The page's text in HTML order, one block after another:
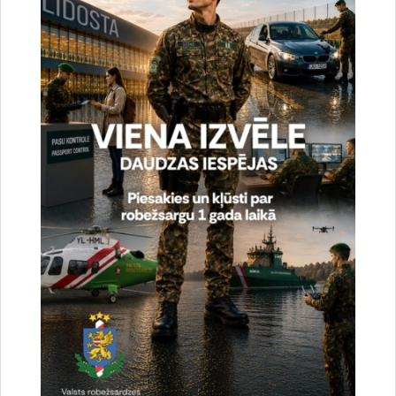
e-pasts:jolanta.babisko@rs.gov.lv
Saistītas tēmas
Aktualitātes: Statistika
Drukāt lapu
Dalīties